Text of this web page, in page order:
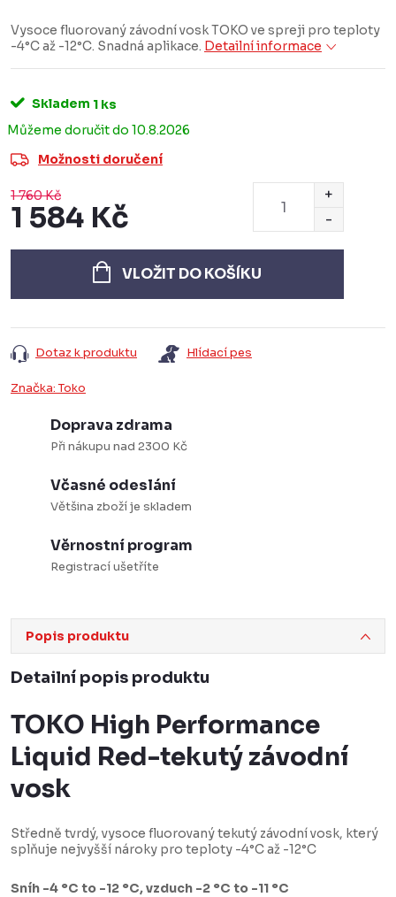
Vysoce fluorovaný závodní vosk TOKO ve spreji pro teploty
-4°C až -12°C. Snadná aplikace. Detailní informace
Skladem 1 ks
10.8.2026
Možnosti doručení
1 760 Kč
1 584 Kč
cena:
VLOŽIT DO KOŠÍKU
Dotaz k produktu Hlídací pes
Značka: Toko
Doprava zdrama
Při nákupu nad 2300 Kč
Včasné odeslání
Většina zboží je skladem
Věrnostní program
Registrací ušetříte
Popis produktu
Detailní popis produktu
TOKO High Performance
Liquid Red-tekutý závodní
vosk
Středně tvrdý, vysoce fluorovaný tekutý závodní vosk, který
splňuje nejvyšší nároky pro teploty -4°C až -12°C
Sníh -4 °C to -12 °C,vzduch -2 °C to -11 °C